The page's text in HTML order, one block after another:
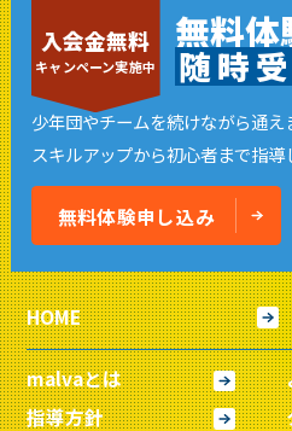
入会金無料
キャンペーン実施中
無料体
随時受
少年団やチームを続けながら通え
スキルアップから初心者まで指導
無料体験申し込み
HOME
malvaとは
指導方針